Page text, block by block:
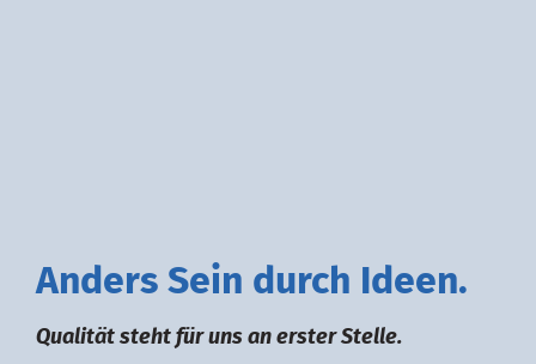
Anders Sein durch deen.
Qualität steht für uns an erster Stelle.